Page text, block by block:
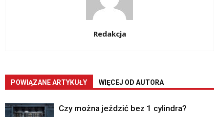
Redakcja
POWIĄZANE ARTYKUŁY WIĘCEJ OD AUTORA
Czy można jeździć bez 1 cylindra?